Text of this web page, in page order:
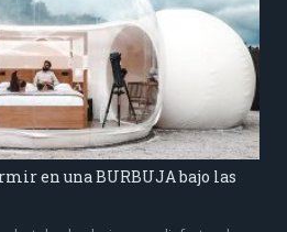
en una BURBUJA bajo las